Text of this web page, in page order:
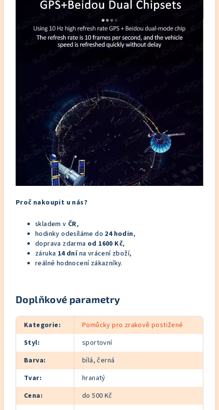
Proč nakoupit u nás?
skladem v ČR,
hodinky odesíláme do 24 hodin,
doprava zdarma od 1600 Kč,
záruka 14 dnína vrácení zboží,
reálné hodnocení zákazníky.
Doplňkové parametry
Kategorie:
Pomůcky pro zrakově postižené
Styl:
sportovní
Barva:
bílá, černá
Tvar:
hranatý
Cena:
do 500 Kč